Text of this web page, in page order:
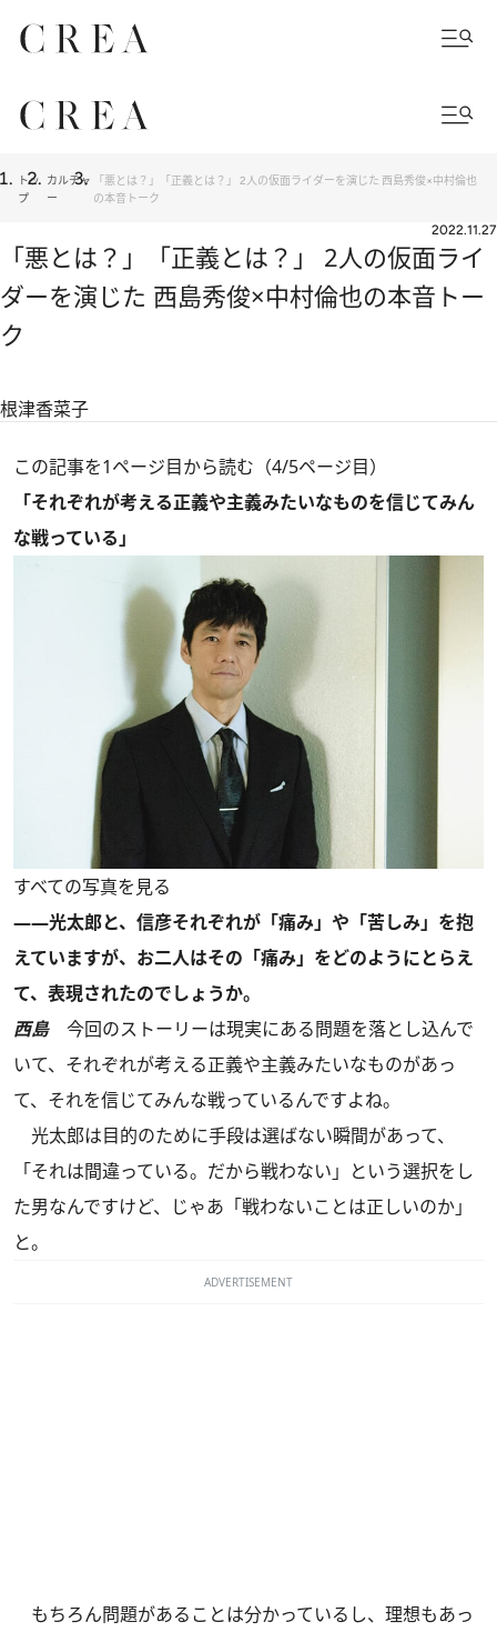
トッ
プ
カルチャ
ー
「悪とは？」「正義とは？」 2人の仮面ライダーを演じた 西島秀俊×中村倫也
の本音トーク
2022.11.27
「悪とは？」「正義とは？」 2人の仮面ライ
ダーを演じた 西島秀俊×中村倫也の本音トー
ク
根津香菜子
この記事を1ページ目から読む（4/5ページ目）
「それぞれが考える正義や主義みたいなものを信じてみん
な戦っている」
すべての写真を見る
――光太郎と、信彦それぞれが「痛み」や「苦しみ」を抱
えていますが、お二人はその「痛み」をどのようにとらえ
て、表現されたのでしょうか。
西島今回のストーリーは現実にある問題を落とし込んで
いて、それぞれが考える正義や主義みたいなものがあっ
て、それを信じてみんな戦っているんですよね。
光太郎は目的のために手段は選ばない瞬間があって、
「それは間違っている。だから戦わない」という選択をし
た男なんですけど、じゃあ「戦わないことは正しいのか」
と。
ADVERTISEMENT
もちろん問題があることは分かっているし、理想もあっ